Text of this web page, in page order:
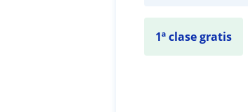
1ª clase gratis